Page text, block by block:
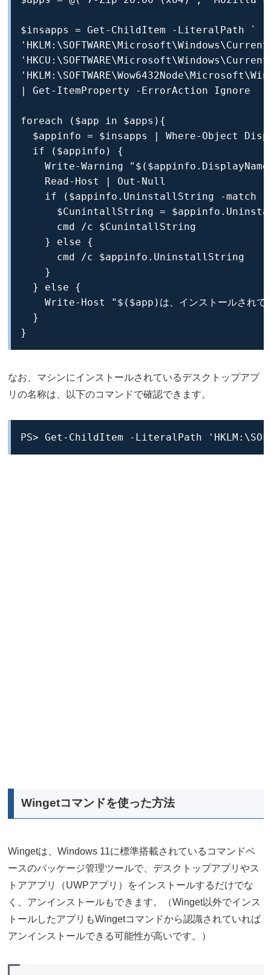
$insapps = Get-ChildItem -LiteralPath `
| Get-ItemProperty -ErrorAction Ignore
foreach ($app in $apps){
$appinfo = $insapps | Where-Object
  if ($appinfo) {
Write-Warning "$($appinfo.DisplayName)を
    Read-Host | Out-Null
if ($appinfo.UninstallString -match
$CunintallString =
      cmd /c $CunintallString
    } else {
      cmd /c $appinfo.UninstallString
    }
  } else {
Write-Host "$($app)は、インストールされて
  }
}
なお、マシンにインストールされているデスクトップアプ
リの名称は、以下のコマンドで確認できます。
PS> Get-ChildItem -LiteralPath
Wingetコマンドを使った方法
Wingetは、Windows 11に標準搭載されているコマンドベ
ースのパッケージ管理ツールで、デスクトップアプリやス
トアアプリ（UWPアプリ）をインストールするだけでな
く、アンインストールもできます。（Winget以外でインス
トールしたアプリもWingetコマンドから認識されていれば
アンインストールできる可能性が高いです。）